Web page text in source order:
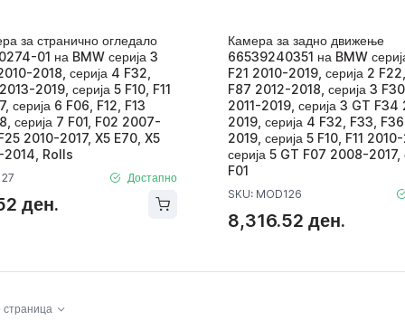
за странично огледало
01 на BMW серија 3
2018, серија 4 F32,
2019, серија 5 F10, F11
серија 6 F06, F12, F13
серија 7 F01, F02 2007-
2010-2017, X5 E70, X5
2014, Rolls
Достапно
ден.
Камера за задно движење
66539240351 на BMW
F21 2010-2019, серија 2
F87 2012-2018, серија 3
2011-2019, серија 3 GT F34
2019, серија 4 F32, F33,
2019, серија 5 F10, F11
серија 5 GT F07 2008-2017,
F01
SKU: MOD126
8,316.52 ден.